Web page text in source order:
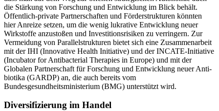
die Stärkung von For­schung und Entwicklung im Blick be­hält.
Öffentlich-private Partnerschaften und Förderstrukturen könnten
hier Anreize setzen, um die wenig lukrative Entwicklung neuer
Wirkstoffe anzustoßen und Investi­tionsrisiken zu verringern. Zur
Vermeidung von Parallelstrukturen bietet sich eine Zu­sammenarbeit
mit der IHI (Innovative Health Initiative) und der INCATE-Initiative
(Incubator for Antibacterial Therapies in Europe) und mit der
Globalen Partnerschaft für Forschung und Entwicklung neuer Anti­
biotika (GARDP) an, die auch bereits vom
Bundesgesundheitsministerium (BMG) unterstützt wird.
Diversifizierung im Handel